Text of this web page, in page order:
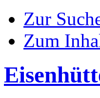
Zur
Zum